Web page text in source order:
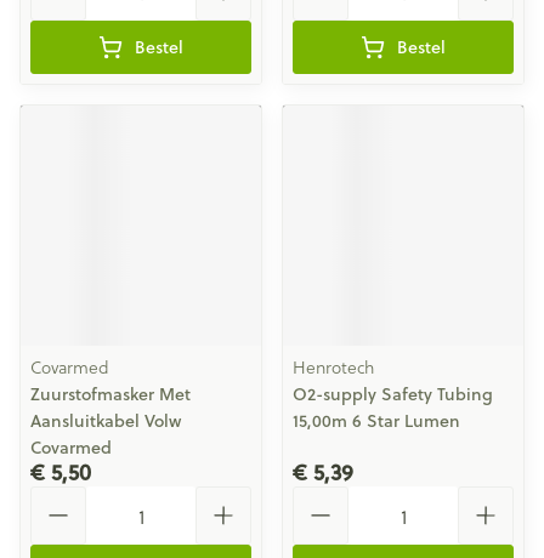
Bestel Bestel
Covarmed
Zuurstofmasker Met
Aansluitkabel Volw
Covarmed
€ 5,50
Henrotech
O2-supply Safety Tubing
15,00m 6 Star Lumen
€ 5,39